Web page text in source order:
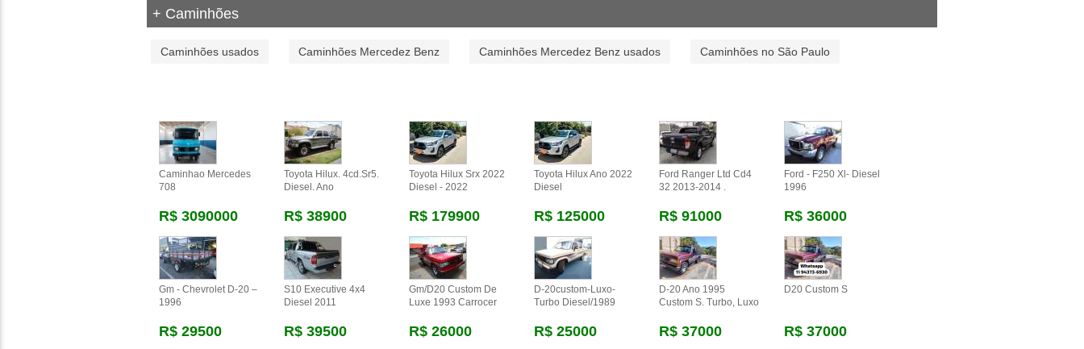
+ Caminhões
Caminhões usados Caminhões Mercedez Benz Caminhões Mercedez Benz usados Caminhões no São Paulo
Caminhao Mercedes
708
R$ 3090000
Toyota Hilux. 4cd.sr5.
Diesel. Ano
R$ 38900
Toyota Hilux Srx 2022
Diesel - 2022
R$ 179900
Toyota Hilux Ano 2022
Diesel
R$ 125000
Ford Ranger Ltd Cd4
32 2013-2014 .
R$ 91000
Ford - F250 Xl- Diesel
1996
R$ 36000
Gm - Chevrolet D-20 –
1996
R$ 29500
S10 Executive 4x4
Diesel 2011
R$ 39500
Gm/d20 Custom De
Luxe 1993 Carrocer
R$ 26000
D-20custom-Luxo-
Turbo Diesel/1989
R$ 25000
D-20 Ano 1995
Custom S. Turbo, Luxo
R$ 37000
D20 Custom S
R$ 37000